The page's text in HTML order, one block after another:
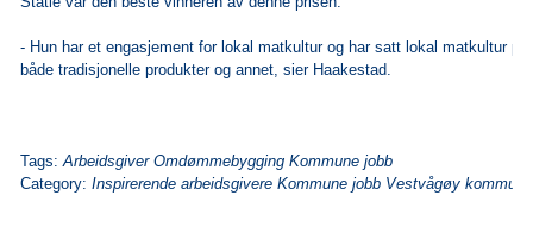
- Hun har et engasjement for lokal matkultur og har satt lokal matkultur
både tradisjonelle produkter og annet, sier Haakestad.
Tags:Arbeidsgiver Omdømmebygging Kommune jobb
Category:Inspirerende arbeidsgivere Kommune jobb Vestvågøy kommune